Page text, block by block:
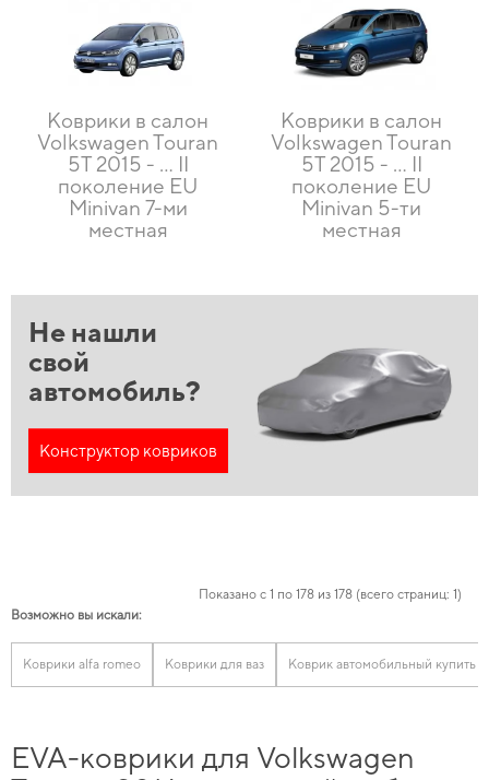
Коврики в салон
Volkswagen Touran
5T 2015 - ... II
поколение EU
Minivan 7-ми
местная
Коврики в салон
Volkswagen Touran
5T 2015 - … II
поколение EU
Minivan 5-ти
местная
Не нашли
свой
автомобиль?
Конструктор ковриков
Показано с 1 по 178 из 178 (всего страниц: 1)
Возможно вы искали:
Коврики alfa romeo Коврики для ваз Коврик автомобильный купить
EVA-коврики для Volkswagen